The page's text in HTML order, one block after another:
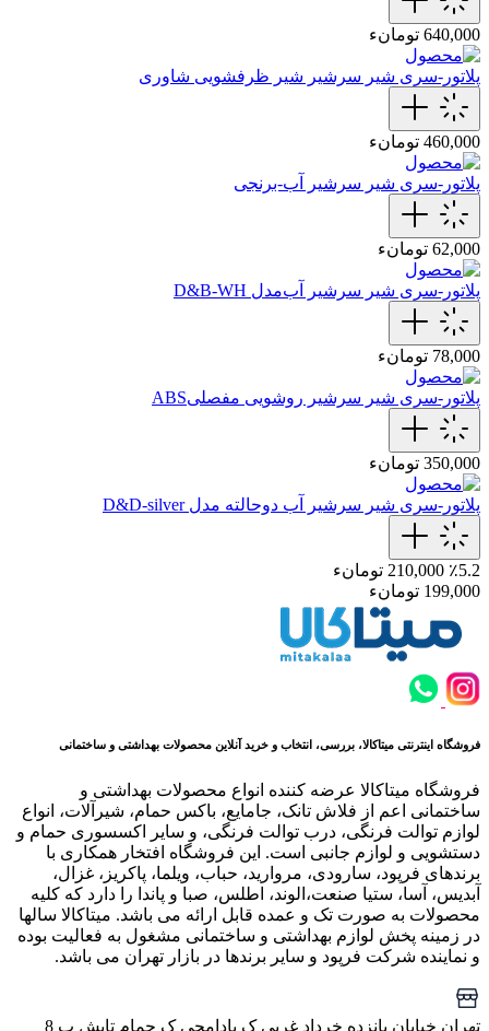
640,000 تومانء
پلاتور-سری شیر سرشیر شیر ظرفشویی شاوری
460,000 تومانء
پلاتور-سری شیر سرشیر‌ آب-برنجی
62,000 تومانء
پلاتور-سری شیر سرشیر‌ آب‌مدل D&B-WH
78,000 تومانء
پلاتور-سری شیر سرشیر روشویی مفصلیABS
350,000 تومانء
پلاتور-سری شیر سرشیر آب دوحالته مدل D&D-silver
٪5.2 210,000 تومانء
199,000 تومانء
فروشگاه اینترنتی میتاکالا، بررسی، انتخاب و خرید آنلاین محصولات بهداشتی و ساختمانی
فروشگاه میتاکالا عرضه کننده انواع محصولات بهداشتی و
ساختمانی اعم از فلاش تانک، جامایع، باکس حمام، شیرآلات، انواع
لوازم توالت فرنگی، درب توالت فرنگی، و سایر اکسسوری حمام و
دستشویی و لوازم جانبی است. این فروشگاه افتخار همکاری با
برندهای فرپود، سارودی، مروارید، حباب، ویلما، پاکریز، غزال،
آبدیس، آسا، ستیا صنعت،الوند، اطلس، صبا و پاندا را دارد که کلیه
محصولات به صورت تک و عمده قابل ارائه می باشد. میتاکالا سالها
در زمینه پخش لوازم بهداشتی و ساختمانی مشغول به فعالیت بوده
و نماینده شرکت فرپود و سایر برندها در بازار تهران می باشد.
تهران خیابان پانزده خرداد غربی ک بادامچی ک حمام تابش پ 8